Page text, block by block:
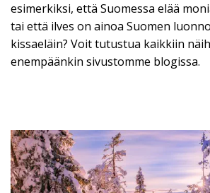
esimerkiksi, että Suomessa elää
tai että ilves on ainoa Suomen
kissaeläin? Voit tutustua kaikkiin
enempäänkin sivustomme blogissa.